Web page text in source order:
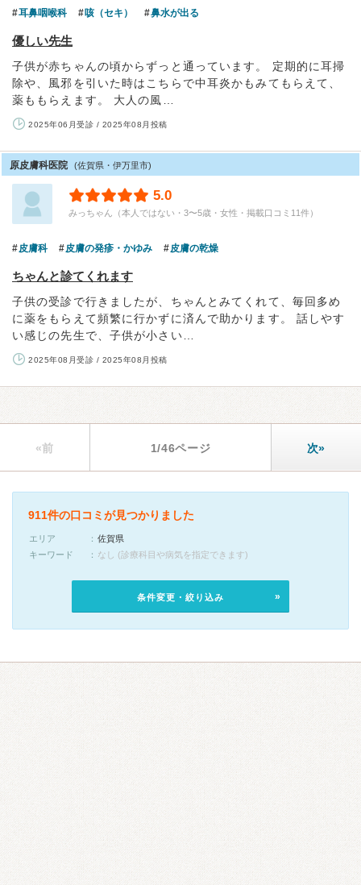
耳鼻咽喉科 咳（セキ） 鼻水が出る
優しい先生
子供が赤ちゃんの頃からずっと通っています。 定期的に耳掃
除や、風邪を引いた時はこちらで中耳炎かもみてもらえて、
薬ももらえます。 大人の風…
2025年06月受診 / 2025年08月投稿
原皮膚科医院 (佐賀県・伊万里市)
5.0
みっちゃん（本人ではない・3〜5歳・女性・掲載口コミ11件）
皮膚科 皮膚の発疹・かゆみ 皮膚の乾燥
ちゃんと診てくれます
子供の受診で行きましたが、ちゃんとみてくれて、毎回多め
に薬をもらえて頻繁に行かずに済んで助かります。 話しやす
い感じの先生で、子供が小さい…
2025年08月受診 / 2025年08月投稿
«前 1/46ページ 次»
911件の口コミが見つかりました
エリア
佐賀県
キーワード
なし (診療科目や病気を指定できます)
条件変更・絞り込み